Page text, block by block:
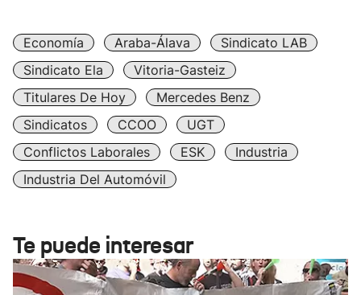
Economía Araba-Álava
Sindicato LAB
Sindicato Ela
Vitoria-Gasteiz
Titulares De Hoy
Mercedes Benz
Sindicatos
CCOO
UGT
Conflictos Laborales
ESK
Industria
Industria Del Automóvil
Te puede interesar